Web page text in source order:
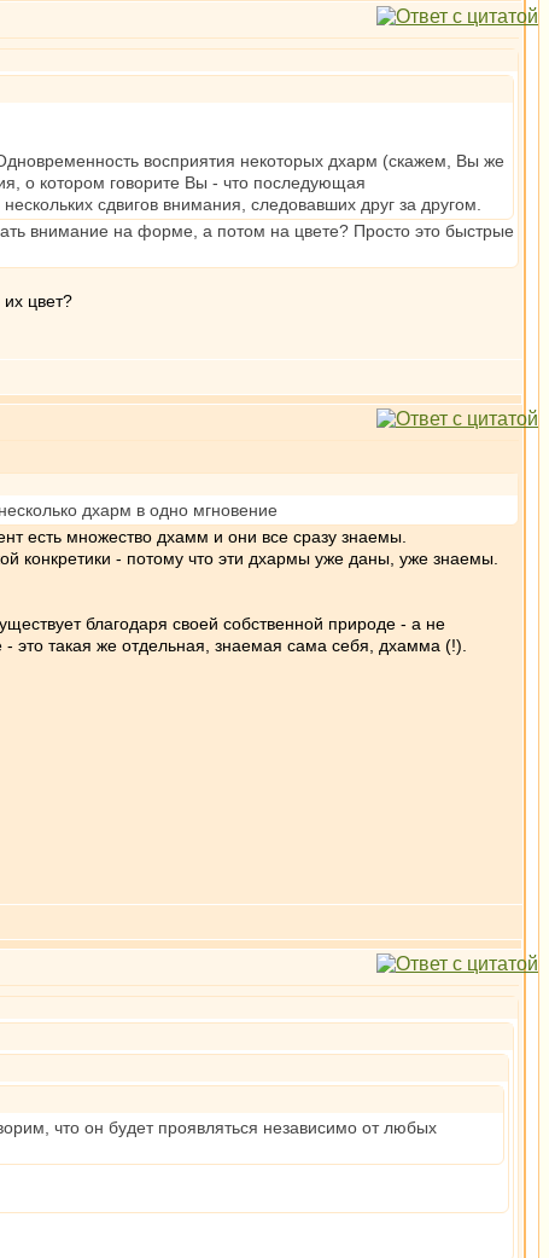
восприятия некоторых дхарм (скажем, Вы же
о котором говорите Вы - что последующая
сдвигов внимания, следовавших друг за другом.
внимание на форме, а потом на цвете? Просто это быстрые
цвет?
дхарм в одно мгновение
есть множество дхамм и они все сразу знаемы.
конкретики - потому что эти дхармы уже даны, уже знаемы.
благодаря своей собственной природе - а не
- это такая же отдельная, знаемая сама себя, дхамма (!).
что он будет проявляться независимо от любых